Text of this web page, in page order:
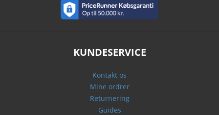
KUNDESERVICE
Kontakt os
Mine ordrer
Returnering
Guides